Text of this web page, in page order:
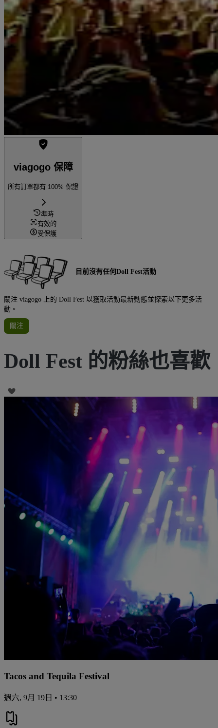
viagogo 保障
所有訂單都有 100% 保證
準時
有效的
受保護
目前沒有任何Doll Fest活動
關注 viagogo 上的 Doll Fest 以獲取活動最新動態並探索以下更多活
動。
關注
Doll Fest 的粉絲也喜歡
Tacos and Tequila Festival
週六, 9月 19日 • 13:30